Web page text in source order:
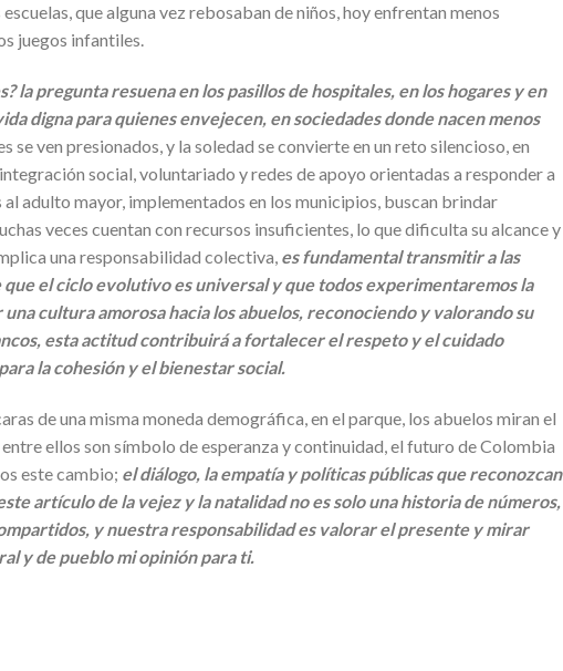
que alguna vez rebosaban de niños, hoy enfrentan menos
juegos infantiles.
la pregunta resuena en los pasillos de hospitales, en los hogares y en
digna para quienes envejecen, en sociedades donde nacen menos
se ven presionados, y la soledad se convierte en un reto silencioso, en
social, voluntariado y redes de apoyo orientadas a responder a
adulto mayor, implementados en los municipios, buscan brindar
veces cuentan con recursos insuficientes, lo que dificulta su alcance y
una responsabilidad colectiva, es fundamental transmitir a las
el ciclo evolutivo es universal y que todos experimentaremos la
cultura amorosa hacia los abuelos, reconociendo y valorando su
esta actitud contribuirá a fortalecer el respeto y el cuidado
la cohesión y el bienestar social.
de una misma moneda demográfica, en el parque, los abuelos miran el
ellos son símbolo de esperanza y continuidad, el futuro de Colombia
este cambio; el diálogo, la empatía y políticas públicas que reconozcan
artículo de la vejez y la natalidad no es solo una historia de números,
y nuestra responsabilidad es valorar el presente y mirar
y de pueblo mi opinión para ti.